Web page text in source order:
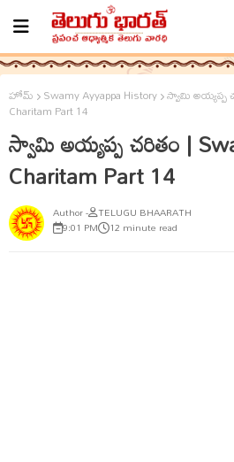
హోమ్ Swamy Ayyappa History స్వామి అయ్యప్ప
Charitam Part 14
స్వామి అయ్యప్ప చరితం |
Charitam Part 14
TELUGU BHAARATH
9:01 PM 12 minute read